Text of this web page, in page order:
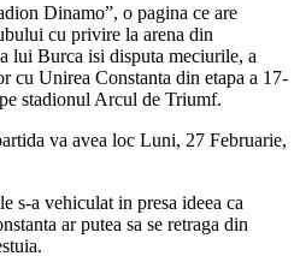
Dinamo”, o pagina ce are
cu privire la arena din
lui Burca isi disputa meciurile, a
cu Unirea Constanta din etapa a 17-
stadionul Arcul de Triumf.
va avea loc Luni, 27 Februarie,
s-a vehiculat in presa ideea ca
ar putea sa se retraga din